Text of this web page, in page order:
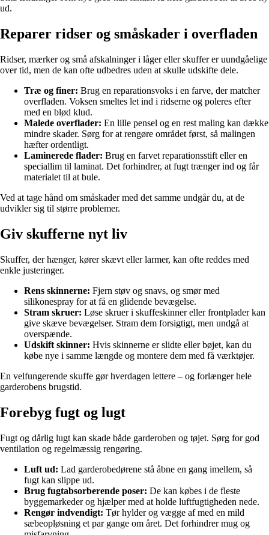
ud.
Reparer ridser og småskader i overfladen
Ridser, mærker og små afskalninger i låger eller skuffer er uundgåelige
over tid, men de kan ofte udbedres uden at skulle udskifte dele.
Træ og finer: Brug en reparationsvoks i en farve, der matcher
overfladen. Voksen smeltes let ind i ridserne og poleres efter
med en blød klud.
Malede overflader: En lille pensel og en rest maling kan dække
mindre skader. Sørg for at rengøre området først, så malingen
hæfter ordentligt.
Laminerede flader: Brug en farvet reparationsstift eller en
speciallim til laminat. Det forhindrer, at fugt trænger ind og får
materialet til at bule.
Ved at tage hånd om småskader med det samme undgår du, at de
udvikler sig til større problemer.
Giv skufferne nyt liv
Skuffer, der hænger, kører skævt eller larmer, kan ofte reddes med
enkle justeringer.
Rens skinnerne: Fjern støv og snavs, og smør med
silikonespray for at få en glidende bevægelse.
Stram skruer: Løse skruer i skuffeskinner eller frontplader kan
give skæve bevægelser. Stram dem forsigtigt, men undgå at
overspænde.
Udskift skinner: Hvis skinnerne er slidte eller bøjet, kan du
købe nye i samme længde og montere dem med få værktøjer.
En velfungerende skuffe gør hverdagen lettere – og forlænger hele
garderobens brugstid.
Forebyg fugt og lugt
Fugt og dårlig lugt kan skade både garderoben og tøjet. Sørg for god
ventilation og regelmæssig rengøring.
Luft ud: Lad garderobedørene stå åbne en gang imellem, så
fugt kan slippe ud.
Brug fugtabsorberende poser: De kan købes i de fleste
byggemarkeder og hjælper med at holde luftfugtigheden nede.
Rengør indvendigt: Tør hylder og vægge af med en mild
sæbeopløsning et par gange om året. Det forhindrer mug og